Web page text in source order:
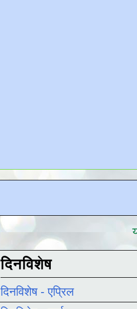
दिनविशेष
दिनविशेष - एप्रिल